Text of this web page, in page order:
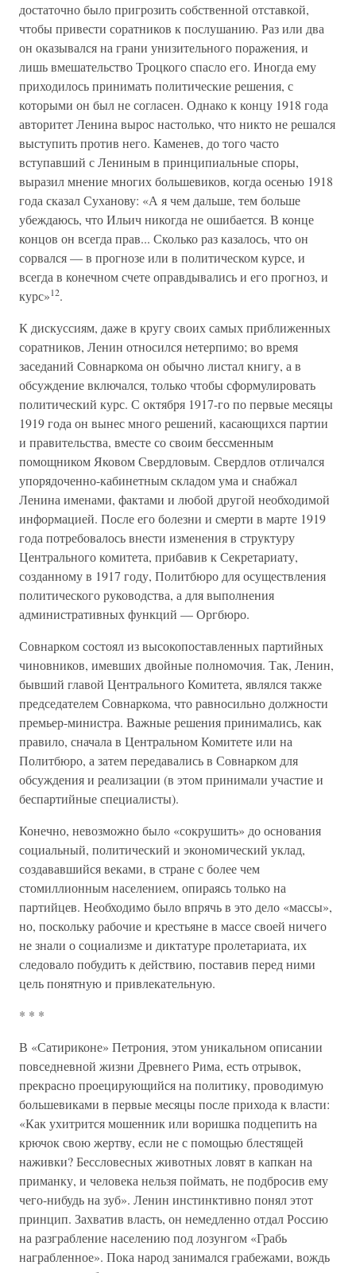
достаточно было пригрозить собственной отставкой,
чтобы привести соратников к послушанию. Раз или два
он оказывался на грани унизительного поражения, и
лишь вмешательство Троцкого спасло его. Иногда ему
приходилось принимать политические решения, с
которыми он был не согласен. Однако к концу 1918 года
авторитет Ленина вырос настолько, что никто не решался
выступить против него. Каменев, до того часто
вступавший с Лениным в принципиальные споры,
выразил мнение многих большевиков, когда осенью 1918
года сказал Суханову: «А я чем дальше, тем больше
убеждаюсь, что Ильич никогда не ошибается. В конце
концов он всегда прав... Сколько раз казалось, что он
сорвался — в прогнозе или в политическом курсе, и
всегда в конечном счете оправдывались и его прогноз, и
курс»12.
К дискуссиям, даже в кругу своих самых приближенных
соратников, Ленин относился нетерпимо; во время
заседаний Совнаркома он обычно листал книгу, а в
обсуждение включался, только чтобы сформулировать
политический курс. С октября 1917-го по первые месяцы
1919 года он вынес много решений, касающихся партии
и правительства, вместе со своим бессменным
помощником Яковом Свердловым. Свердлов отличался
упорядоченно-кабинетным складом ума и снабжал
Ленина именами, фактами и любой другой необходимой
информацией. После его болезни и смерти в марте 1919
года потребовалось внести изменения в структуру
Центрального комитета, прибавив к Секретариату,
созданному в 1917 году, Политбюро для осуществления
политического руководства, а для выполнения
административных функций — Оргбюро.
Совнарком состоял из высокопоставленных партийных
чиновников, имевших двойные полномочия. Так, Ленин,
бывший главой Центрального Комитета, являлся также
председателем Совнаркома, что равносильно должности
премьер-министра. Важные решения принимались, как
правило, сначала в Центральном Комитете или на
Политбюро, а затем передавались в Совнарком для
обсуждения и реализации (в этом принимали участие и
беспартийные специалисты).
Конечно, невозможно было «сокрушить» до основания
социальный, политический и экономический уклад,
создававшийся веками, в стране с более чем
стомиллионным населением, опираясь только на
партийцев. Необходимо было впрячь в это дело «массы»,
но, поскольку рабочие и крестьяне в массе своей ничего
не знали о социализме и диктатуре пролетариата, их
следовало побудить к действию, поставив перед ними
цель понятную и привлекательную.
* * *
В «Сатириконе» Петрония, этом уникальном описании
повседневной жизни Древнего Рима, есть отрывок,
прекрасно проецирующийся на политику, проводимую
большевиками в первые месяцы после прихода к власти:
«Как ухитрится мошенник или воришка подцепить на
крючок свою жертву, если не с помощью блестящей
наживки? Бессловесных животных ловят в капкан на
приманку, и человека нельзя поймать, не подбросив ему
чего-нибудь на зуб». Ленин инстинктивно понял этот
принцип. Захватив власть, он немедленно отдал Россию
на разграбление населению под лозунгом «Грабь
награбленное». Пока народ занимался грабежами, вождь